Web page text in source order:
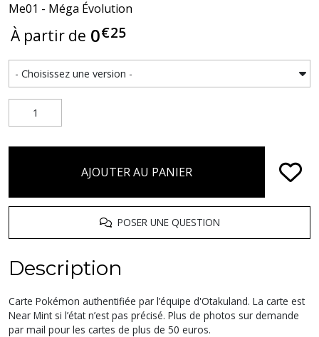
Me01 - Méga Évolution
À partir de 0€25
AJOUTER AU PANIER
POSER UNE QUESTION
Description
Carte Pokémon authentifiée par l’équipe d'Otakuland. La carte est
Near Mint si l’état n’est pas précisé. Plus de photos sur demande
par mail pour les cartes de plus de 50 euros.